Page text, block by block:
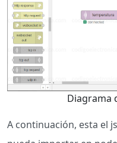
Diagrama
A continuación, esta el